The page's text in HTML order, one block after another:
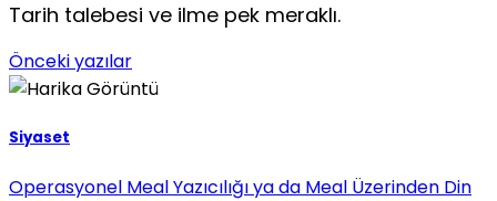
Tarih talebesi ve ilme pek meraklı.
Önceki yazılar
Siyaset
Operasyonel Meal Yazıcılığı ya da Meal Üzerinden Din